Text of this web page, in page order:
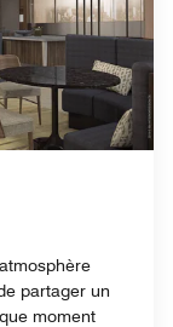
partager un
moment